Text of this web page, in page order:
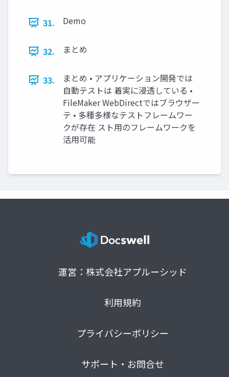
31. Demo
32. まとめ
33.
まとめ • アプリケーション開発では
自動テストは 着実に浸透している •
FileMaker WebDirectではブラウザー
テ • 多種多様なテストフレームワー
クが存在 スト用のフレームワークを
活用可能
運営：株式会社アプルーシッド
利用規約
プライバシーポリシー
サポート・お問合せ